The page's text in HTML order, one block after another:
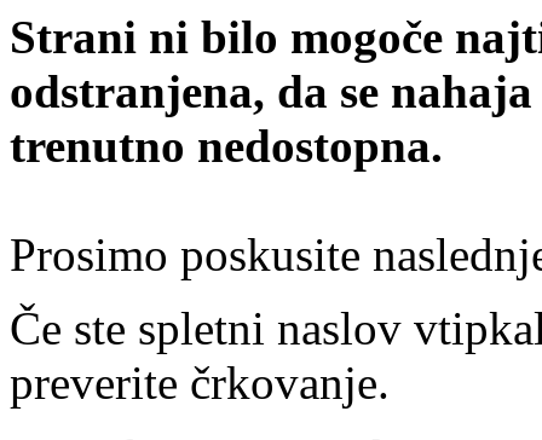
Strani ni bilo mogoče
odstranjena, da se
trenutno nedostopna.
Prosimo poskusite
Če ste spletni naslov
preverite črkovanje.